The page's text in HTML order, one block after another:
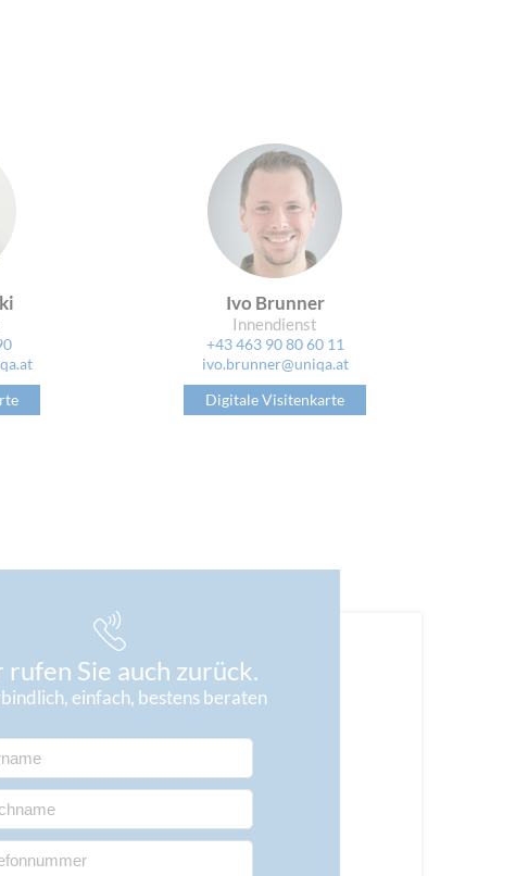
Ivo Brunner
Innendienst
+43 463 90 80 60 11
ivo.brunner@uniqa.at
Digitale Visitenkarte
Sie auch zurück.
einfach, bestens beraten